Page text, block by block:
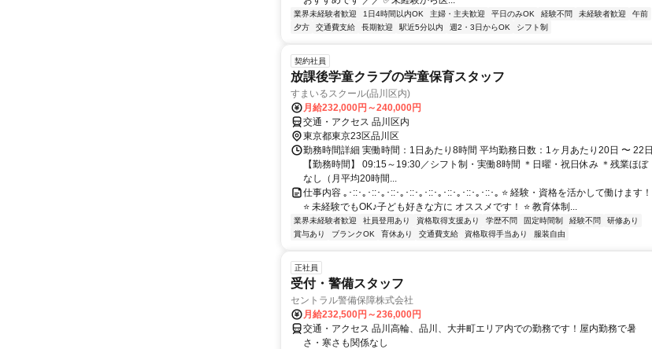
業界未経験者歓迎 1日4時間以内OK 主婦・主夫歓迎 平日のみOK 経験不問 未経験者歓迎
午前
夕方
交通費支給 長期歓迎 駅近5分以内 週2・3日からOK シフト制
契約社員
放課後学童クラブの学童保育スタッフ
すまいるスクール(品川区内)
月給232,000円～240,000円
交通・アクセス 品川区内
東京都東京23区品川区
勤務時間詳細 実働時間：1日あたり8時間 平均勤務日数：1ヶ月あたり20日 〜 22日
【勤務時間】 09:15～19:30／シフト制・実働8時間 ＊日曜・祝日休み ＊残業ほぼ
なし（月平均20時間...
仕事内容 ｡･::･｡･::･｡･::･｡･::･｡･::･｡･::･｡･::･｡･::･｡ ⭐ 経験・資格を活かして働けます！
⭐ 未経験でもOK♪子ども好きな方に オススメです！ ⭐ 教育体制...
業界未経験者歓迎 社員登用あり 資格取得支援あり 学歴不問 固定時間制 経験不問
研修あり
賞与あり
ブランクOK 育休あり 交通費支給 資格取得手当あり 服装自由
正社員
受付・警備スタッフ
セントラル警備保障株式会社
月給232,500円～236,000円
交通・アクセス 品川高輪、品川、大井町エリア内での勤務です！屋内勤務で暑
さ・寒さも関係なし